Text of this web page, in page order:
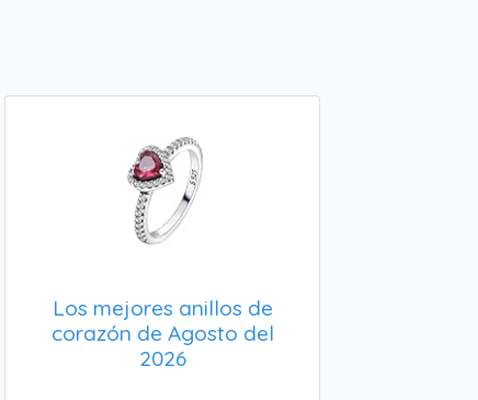
Los mejores anillos de
corazón de Agosto del
2026